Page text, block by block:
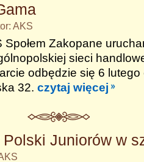
AKS
Społem Zakopane
sieci
odbędzie się 6
32. czytaj więcej
Polski Juniorów w